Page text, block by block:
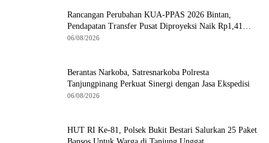
Rancangan Perubahan KUA-PPAS 2026 Bintan,
Pendapatan Transfer Pusat Diproyeksi Naik Rp1,41
Miliar
06/08/2026
Berantas Narkoba, Satresnarkoba Polresta
Tanjungpinang Perkuat Sinergi dengan Jasa Ekspedisi
06/08/2026
HUT RI Ke-81, Polsek Bukit Bestari Salurkan 25 Paket